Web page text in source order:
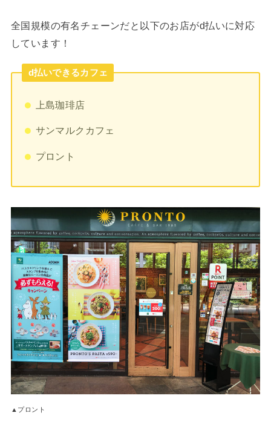
全国規模の有名チェーンだと以下のお店がd払いに対応
しています！
d払いできるカフェ
上島珈琲店
サンマルクカフェ
プロント
▲プロント